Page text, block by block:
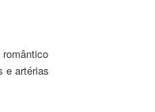
e artérias